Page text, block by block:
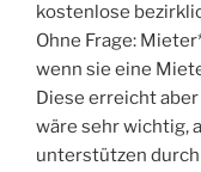
kostenlose
Ohne Frage:
wenn sie eine
Diese erreicht
wäre sehr wichtig,
unterstützen